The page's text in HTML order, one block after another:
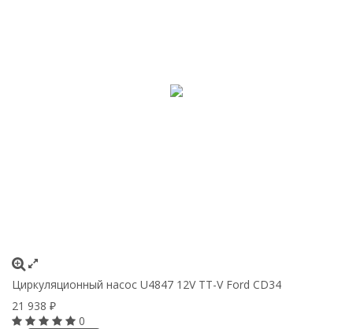
Циркуляционный насос U4847 12V TT-V Ford CD34
21 938 ₽
0